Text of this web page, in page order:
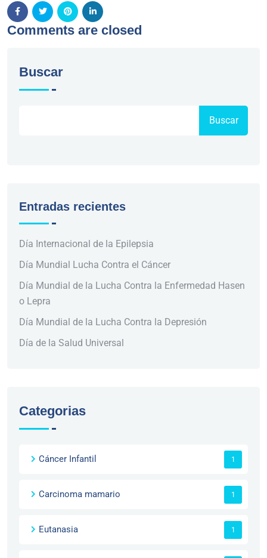
Comments are closed
Buscar
Buscar
Entradas recientes
Día Internacional de la Epilepsia
Día Mundial Lucha Contra el Cáncer
Día Mundial de la Lucha Contra la Enfermedad Hasen
o Lepra
Día Mundial de la Lucha Contra la Depresión
Día de la Salud Universal
Categorias
Cáncer Infantil 1
Carcinoma mamario 1
Eutanasia 1